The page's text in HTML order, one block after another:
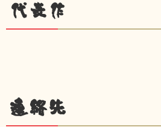
代表作
連絡先